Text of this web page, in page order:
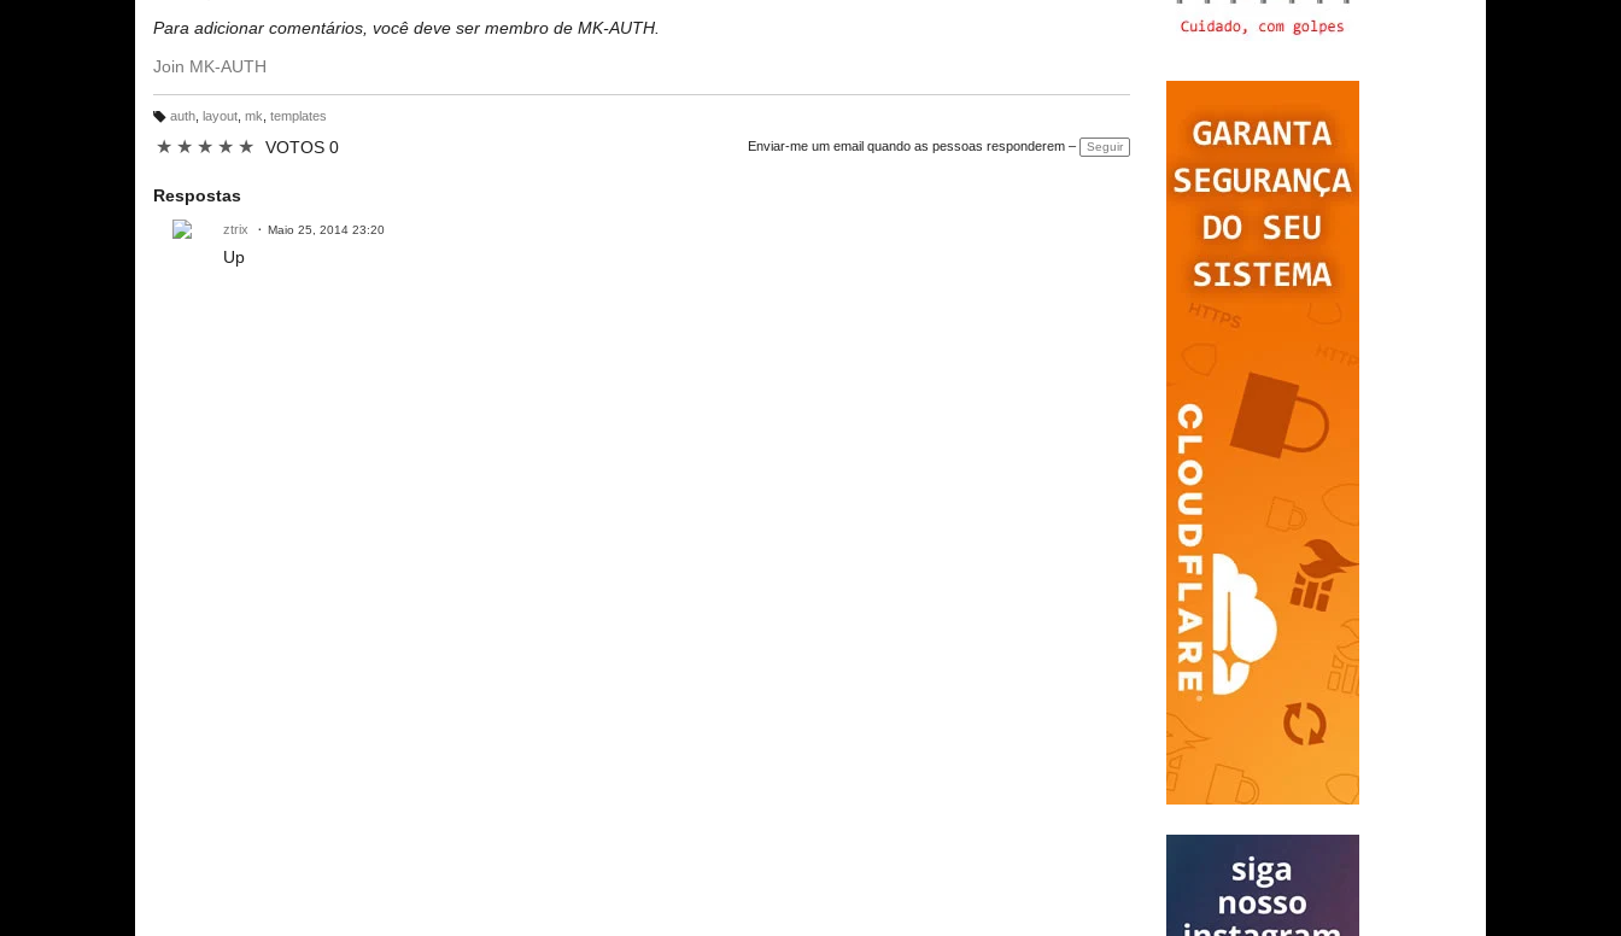
Para adicionar comentários, você deve ser membro de MK-AUTH.
Join MK-AUTH
ar
c
õ
e
auth, layout, mk templates
★ ★ ★ ★ ★ VOTOS 0 Enviar-me um email quando as pessoas responderem – Seguir
Respostas
ztrix Maio 25, 2014 23:20
Up